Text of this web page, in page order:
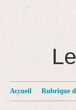
Accueil Rubrique